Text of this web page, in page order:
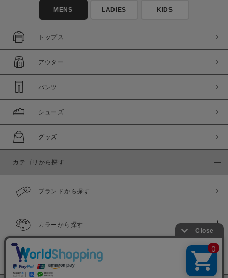
MENS LADIES KIDS
トップス
アウター
パンツ
シューズ
グッズ
カテゴリから探す
ブランドから探す
カラーから探す
履き比べ可能商品